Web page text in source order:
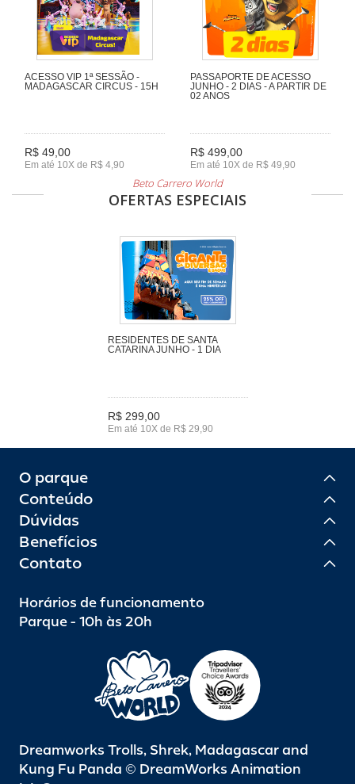
ACESSO VIP 1ª SESSÃO -
MADAGASCAR CIRCUS - 15H
R$ 49,00
Em até 10X de R$ 4,90
PASSAPORTE DE ACESSO
JUNHO - 2 DIAS - A PARTIR DE
02 ANOS
R$ 499,00
Em até 10X de R$ 49,90
Beto Carrero World
OFERTAS ESPECIAIS
RESIDENTES DE SANTA
CATARINA JUNHO - 1 DIA
R$ 299,00
Em até 10X de R$ 29,90
O parque
Conteúdo
Dúvidas
Benefícios
Contato
Horários de funcionamento
Parque - 10h às 20h
Dreamworks Trolls, Shrek, Madagascar and
Kung Fu Panda © DreamWorks Animation